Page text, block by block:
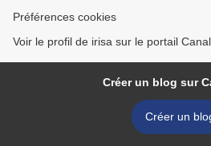
Préférences cookies
Voir le profil de irisa sur le portail
Créer un blog sur
Créer un